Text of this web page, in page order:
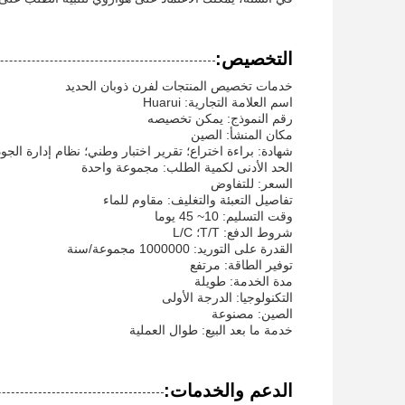
التخصيص:
خدمات تخصيص المنتجات لفرن ذوبان الحديد
اسم العلامة التجارية: Huarui
رقم النموذج: يمكن تخصيصه
مكان المنشأ: الصين
شهادة: براءة اختراع؛ تقرير اختبار وطني؛ نظام إدارة
الحد الأدنى لكمية الطلب: مجموعة واحدة
السعر: للتفاوض
تفاصيل التعبئة والتغليف: مقاوم للماء
وقت التسليم: 10~ 45 يوما
شروط الدفع: T/T؛ L/C
القدرة على التوريد: 1000000 مجموعة/سنة
توفير الطاقة: مرتفع
مدة الخدمة: طويلة
التكنولوجيا: الدرجة الأولى
الصين: مصنوعة
خدمة ما بعد البيع: طوال العملية
الدعم والخدمات: